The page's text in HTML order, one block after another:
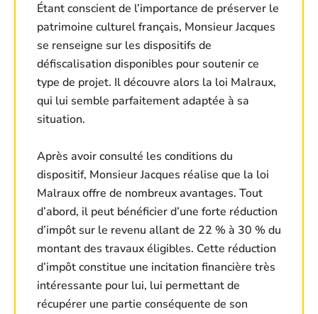
Étant conscient de l’importance de préserver le
patrimoine culturel français, Monsieur Jacques
se renseigne sur les dispositifs de
défiscalisation disponibles pour soutenir ce
type de projet. Il découvre alors la loi Malraux,
qui lui semble parfaitement adaptée à sa
situation.
Après avoir consulté les conditions du
dispositif, Monsieur Jacques réalise que la loi
Malraux offre de nombreux avantages. Tout
d’abord, il peut bénéficier d’une forte réduction
d’impôt sur le revenu allant de 22 % à 30 % du
montant des travaux éligibles. Cette réduction
d’impôt constitue une incitation financière très
intéressante pour lui, lui permettant de
récupérer une partie conséquente de son